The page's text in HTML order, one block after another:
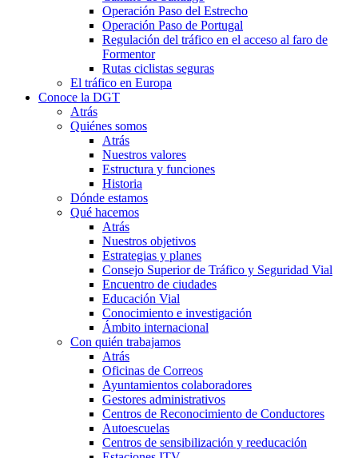
Operación Paso del Estrecho
Operación Paso de Portugal
Regulación del tráfico en el acceso al faro de
Formentor
Rutas ciclistas seguras
El tráfico en Europa
Conoce la DGT
Atrás
Quiénes somos
Atrás
Nuestros valores
Estructura y funciones
Historia
Dónde estamos
Qué hacemos
Atrás
Nuestros objetivos
Estrategias y planes
Consejo Superior de Tráfico y Seguridad Vial
Encuentro de ciudades
Educación Vial
Conocimiento e investigación
Ámbito internacional
Con quién trabajamos
Atrás
Oficinas de Correos
Ayuntamientos colaboradores
Gestores administrativos
Centros de Reconocimiento de Conductores
Autoescuelas
Centros de sensibilización y reeducación